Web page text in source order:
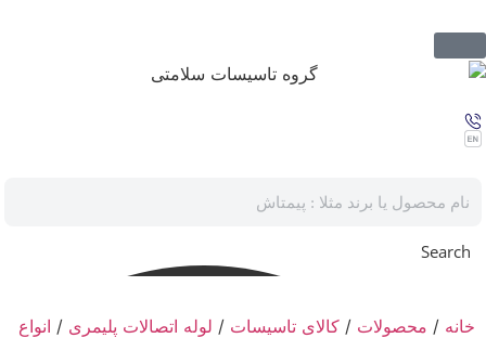
Search
خانه / محصولات / کالای تاسیسات / لوله اتصالات پلیمری / انواع